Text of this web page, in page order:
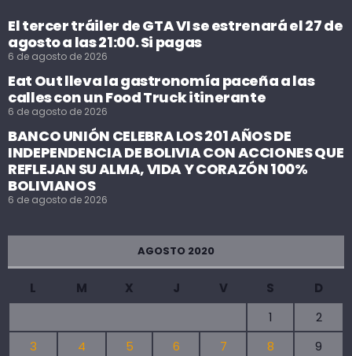
El tercer tráiler de GTA VI se estrenará el 27 de
agosto a las 21:00. Si pagas
6 de agosto de 2026
Eat Out lleva la gastronomía paceña a las
calles con un Food Truck itinerante
6 de agosto de 2026
BANCO UNIÓN CELEBRA LOS 201 AÑOS DE
INDEPENDENCIA DE BOLIVIA CON ACCIONES QUE
REFLEJAN SU ALMA, VIDA Y CORAZÓN 100%
BOLIVIANOS
6 de agosto de 2026
AGOSTO 2020
L M X J V S
D
1
2
3
4 5 6 7 8
9